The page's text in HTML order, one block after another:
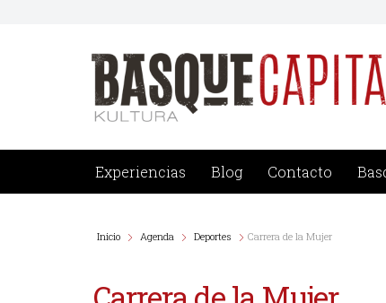
Experiencias Blog Contacto
Inicio Agenda Deportes Carrera de la Mujer